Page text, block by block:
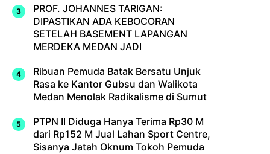
PROF. JOHANNES TARIGAN:
DIPASTIKAN ADA KEBOCORAN
SETELAH BASEMENT LAPANGAN
MERDEKA MEDAN JADI
Ribuan Pemuda Batak Bersatu Unjuk
Rasa ke Kantor Gubsu dan Walikota
Medan Menolak Radikalisme di Sumut
PTPN II Diduga Hanya Terima Rp30 M
dari Rp152 M Jual Lahan Sport Centre,
Sisanya Jatah Oknum Tokoh Pemuda